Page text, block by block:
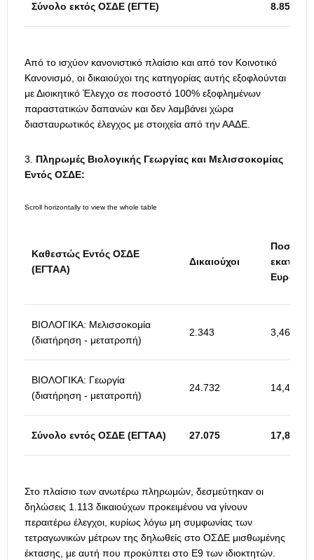
Σύνολο εκτός ΟΣΔΕ (ΕΓΤΕ) 8.850
Από το ισχύον κανονιστικό πλαίσιο και από τον Κοινοτικό
Κανονισμό, οι δικαιούχοι της κατηγορίας αυτής εξοφλούνται
με Διοικητικό Έλεγχο σε ποσοστό 100% εξοφλημένων
παραστατικών δαπανών και δεν λαμβάνει χώρα
διασταυρωτικός έλεγχος με στοιχεία από την ΑΑΔΕ.
Πληρωμές Βιολογικής Γεωργίας και Μελισσοκομίας
Εντός ΟΣΔΕ:
Καθεστώς Εντός ΟΣΔΕ
(ΕΓΤΑΑ)
Δικαιούχοι
Ποσό σε
εκατ.
Ευρώ
ΒΙΟΛΟΓΙΚΑ: Μελισσοκομία
(διατήρηση - μετατροπή)
2.343 3,46
ΒΙΟΛΟΓΙΚΑ: Γεωργία
(διατήρηση - μετατροπή)
24.732 14,42
Σύνολο εντός ΟΣΔΕ (ΕΓΤΑΑ) 27.075 17,88
Στο πλαίσιο των ανωτέρω πληρωμών, δεσμεύτηκαν οι
δηλώσεις 1.113 δικαιούχων προκειμένου να γίνουν
περαιτέρω έλεγχοι, κυρίως λόγω μη συμφωνίας των
τετραγωνικών μέτρων της δηλωθείς στο ΟΣΔΕ μισθωμένης
έκτασης, με αυτή που προκύπτει στο Ε9 των ιδιοκτητών.